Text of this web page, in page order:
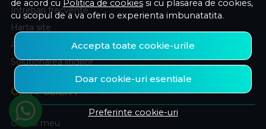
de acord cu Politica de cookies si cu plasarea de cookies,
cu scopul de a va oferi o experienta imbunatatita.
Accepta toate cookie-urile
Doar cookie-uri esentiale
Preferinte cookie-uri
Intrebari frecvente
Harta site
ANPC
Solutionarea litigiilor
CONT CLIENT
Contul meu